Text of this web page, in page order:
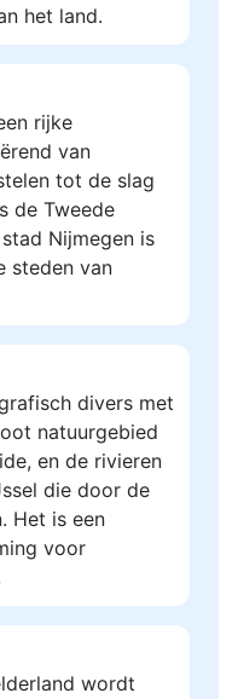
het land.
rijke
van
tot de slag
de Tweede
Nijmegen is
steden van
divers met
natuurgebied
en de rivieren
die door de
Het is een
voor
wordt